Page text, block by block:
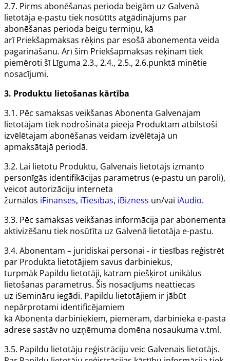
2.7. Pirms abonēšanas perioda beigām uz Galvenā
lietotāja e-pastu tiek nosūtīts atgādinājums par
abonēšanas perioda beigu termiņu, kā
arīPriekšapmaksas rēķins par esošā abonementa veida
pagarināšanu. Arī šim Priekšapmaksas rēķinam tiek
piemēroti šīLīguma 2.3., 2.4., 2.5., 2.6.punktā minētie
nosacījumi.
3. Produktu lietošanas kārtība
3.1. Pēc samaksas veikšanas Abonenta Galvenajam
lietotājam tiek nodrošināta pieeja Produktam atbilstoši
izvēlētajam abonēšanas veidam izvēlētajā un
apmaksātajā periodā.
3.2. Lai lietotu Produktu, Galvenais lietotājs izmanto
personīgās identifikācijas parametrus (e-pastu un paroli),
veicot autorizāciju interneta
žurnālos iFinanses, iTiesības, iBizness un/vai iAudio.
3.3. Pēc samaksas veikšanas informācija par abonementa
aktivizēšanu tiek nosūtīta uz Galvenā lietotāja e-pastu.
3.4. Abonentam – juridiskai personai - ir tiesības reģistrēt
par Produkta lietotājiem savus darbiniekus,
turpmāk Papildu lietotāji, katram piešķirot unikālus
lietošanas parametrus. Šis nosacījums neattiecas
uz iSemināru iegādi. Papildu lietotājiem ir jābūt
nepārprotami identificējamiem
kā Abonenta darbiniekiem, piemēram, darbinieka e-pasta
adrese sastāv no uzņēmuma domēna nosaukuma v.tml.
3.5. Papildu lietotāju reģistrāciju veic Galvenais lietotājs.